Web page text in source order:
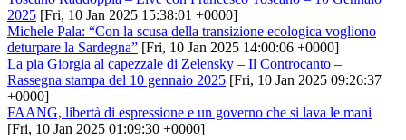
2025 [Fri, 10 Jan 2025 15:38:01 +0000]
Michele Pala: “Con la scusa della transizione ecologica vogliono
deturpare la Sardegna” [Fri, 10 Jan 2025 14:00:06 +0000]
La pia Giorgia al capezzale di Zelensky – Il Controcanto –
Rassegna stampa del 10 gennaio 2025 [Fri, 10 Jan 2025 09:26:37
+0000]
FAANG, libertà di espressione e un governo che si lava le mani
[Fri, 10 Jan 2025 01:09:30 +0000]